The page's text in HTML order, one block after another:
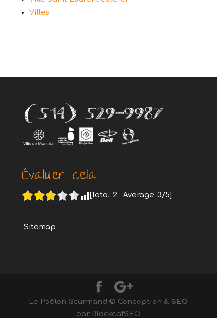
Villes
Évaluer cela :
[Total: 2Average: 3/5]
Sitemap
Le Poêlon Gourmand © Conception & SEO
par BlackcatSEO